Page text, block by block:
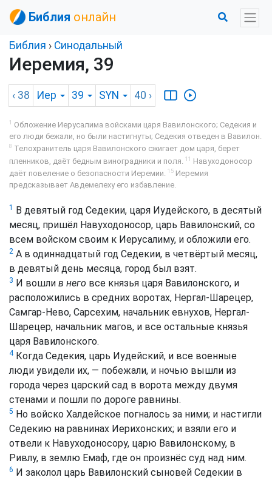
Библия онлайн
Библия › Синодальный
Иеремия, 39
‹ 38 Иер 39 SYN 40 ›
1 Обложение Иерусалима войсками царя Вавилонского; Седекия и
его люди бежали, но были настигнуты; Седекия отведен в Вавилон.
8 Телохранитель царя Вавилонского сжигает дом царя, берет
пленников, даёт бедным виноградники и поля.
11 Навуходоносор
даёт повеление о безопасности Иеремии. 15 Иеремия
предсказывает Авдемелеху его избавление.
1 В девятый год Седекии, царя Иудейского, в десятый
месяц, пришёл Навуходоносор, царь Вавилонский, со
всем войском своим к Иерусалиму, и обложили его.
2 А в одиннадцатый год Седекии, в четвёртый месяц,
в девятый день месяца, город был взят.
3 И вошли в него все князья царя Вавилонского, и
расположились в средних воротах, Нергал-Шарецер,
Самгар-Нево, Сарсехим, начальник евнухов, Нергал-
Шарецер, начальник магов, и все остальные князья
царя Вавилонского.
4Когда Седекия, царь Иудейский, и все военные
люди увидели их, — побежали, и ночью вышли из
города через царский сад в ворота между двумя
стенами и пошли по дороге равнины.
5 Но войско Халдейское погналось за ними; и настигли
Седекию на равнинах Иерихонских; и взяли его и
отвели к Навуходоносору, царю Вавилонскому, в
Ривлу, в землю Емаф, где он произнёс суд над ним.
6 И заколол царь Вавилонский сыновей Седекии в